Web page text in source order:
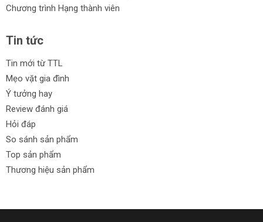
Chương trình Hạng thành viên
Tin tức
Tin mới từ TTL
Mẹo vặt gia đình
Ý tưởng hay
Review đánh giá
Hỏi đáp
So sánh sản phẩm
Top sản phẩm
Thương hiệu sản phẩm